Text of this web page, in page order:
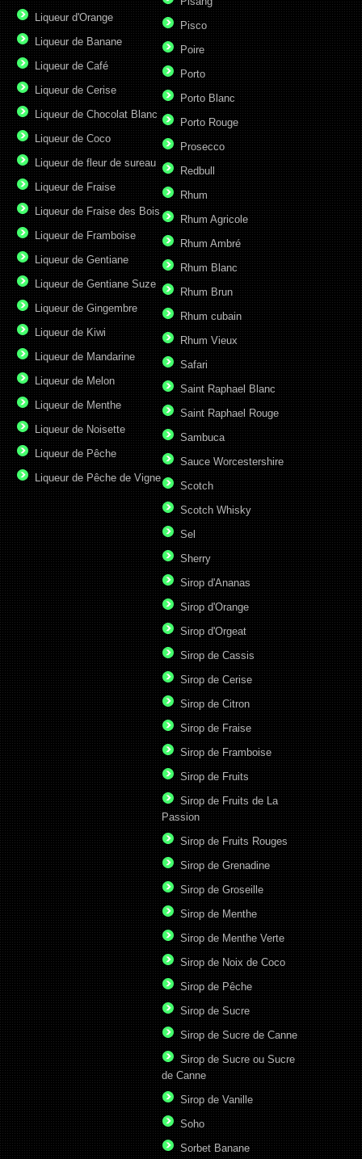
Liqueur d'Orange
Liqueur de Banane
Liqueur de Café
Liqueur de Cerise
Liqueur de Chocolat Blanc
Liqueur de Coco
Liqueur de fleur de sureau
Liqueur de Fraise
Liqueur de Fraise des Bois
Liqueur de Framboise
Liqueur de Gentiane
Liqueur de Gentiane Suze
Liqueur de Gingembre
Liqueur de Kiwi
Liqueur de Mandarine
Liqueur de Melon
Liqueur de Menthe
Liqueur de Noisette
Liqueur de Pêche
Liqueur de Pêche de Vigne
Pisco
Poire
Porto
Porto Blanc
Porto Rouge
Prosecco
Redbull
Rhum
Rhum Agricole
Rhum Ambré
Rhum Blanc
Rhum Brun
Rhum cubain
Rhum Vieux
Safari
Saint Raphael Blanc
Saint Raphael Rouge
Sambuca
Sauce Worcestershire
Scotch
Scotch Whisky
Sel
Sherry
Sirop d'Ananas
Sirop d'Orange
Sirop d'Orgeat
Sirop de Cassis
Sirop de Cerise
Sirop de Citron
Sirop de Fraise
Sirop de Framboise
Sirop de Fruits
Sirop de Fruits de La
Passion
Sirop de Fruits Rouges
Sirop de Grenadine
Sirop de Groseille
Sirop de Menthe
Sirop de Menthe Verte
Sirop de Noix de Coco
Sirop de Pêche
Sirop de Sucre
Sirop de Sucre de Canne
Sirop de Sucre ou Sucre
de Canne
Sirop de Vanille
Soho
Sorbet Banane